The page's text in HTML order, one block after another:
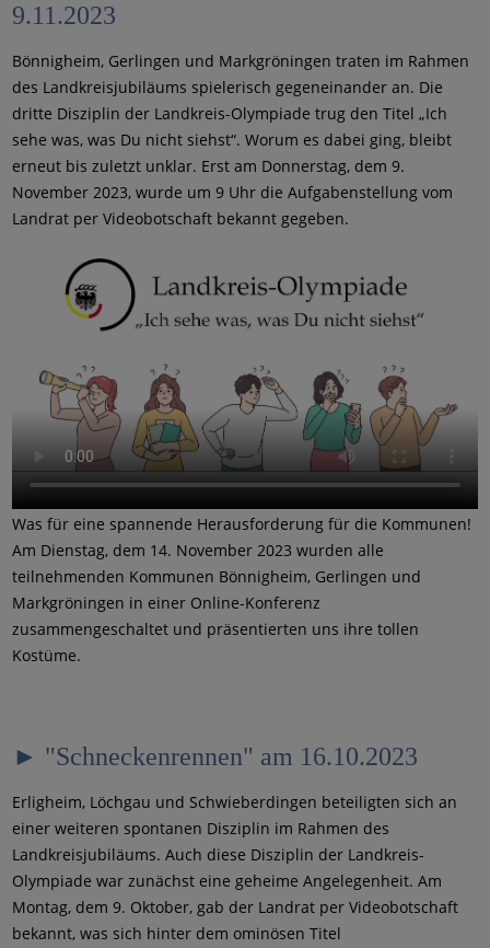
9.11.2023
Bönnigheim, Gerlingen und Markgröningen traten im Rahmen
des Landkreisjubiläums spielerisch gegeneinander an. Die
dritte Disziplin der Landkreis-Olympiade trug den Titel „Ich
sehe was, was Du nicht siehst“. Worum es dabei ging, bleibt
erneut bis zuletzt unklar. Erst am Donnerstag, dem 9.
November 2023, wurde um 9 Uhr die Aufgabenstellung vom
Landrat per Videobotschaft bekannt gegeben.
Was für eine spannende Herausforderung für die Kommunen!
Am Dienstag, dem 14. November 2023 wurden alle
teilnehmenden Kommunen Bönnigheim, Gerlingen und
Markgröningen in einer Online-Konferenz
zusammengeschaltet und präsentierten uns ihre tollen
Kostüme.
► "Schneckenrennen" am 16.10.2023
Erligheim, Löchgau und Schwieberdingen beteiligten sich an
einer weiteren spontanen Disziplin im Rahmen des
Landkreisjubiläums. Auch diese Disziplin der Landkreis-
Olympiade war zunächst eine geheime Angelegenheit. Am
Montag, dem 9. Oktober, gab der Landrat per Videobotschaft
bekannt, was sich hinter dem ominösen Titel